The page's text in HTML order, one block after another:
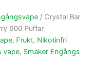
/ Crystal Bar
600 Puffar
, Frukt, Nikotinfri
vape, Smaker Engångs